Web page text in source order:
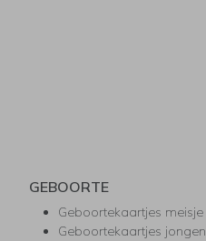
GEBOORTE
Geboortekaartjes meisje
Geboortekaartjes jongen